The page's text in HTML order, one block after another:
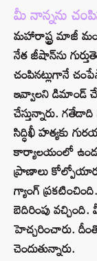
మీ నాన్నను
మహారాష్ట్ర మాజీ
నేత జీషాన్‌ను
చంపినట్లుగానే
ఇవ్వాలని డిమాండ్
చేస్తున్నారు.
సిద్ధిఖీ హత్యకు
కార్యాలయంలో
ప్రాణాలు
గ్యాంగ్
బెదిరింపు
హెచ్చరించారు.
చెందుతున్నారు.